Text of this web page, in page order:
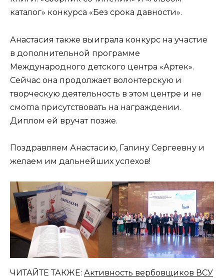
каталог» конкурса «Без срока давности».
Анастасия также выиграла конкурс на участие
в дополнительной программе
Международного детского центра «Артек».
Сейчас она продолжает волонтерскую и
творческую деятельность в этом центре и не
смогла присутствовать на награждении.
Диплом ей вручат позже.
Поздравляем Анастасию, Галину Сергеевну и
желаем им дальнейших успехов!
ЧИТАЙТЕ ТАКЖЕ: Активность вербовщиков ВСУ